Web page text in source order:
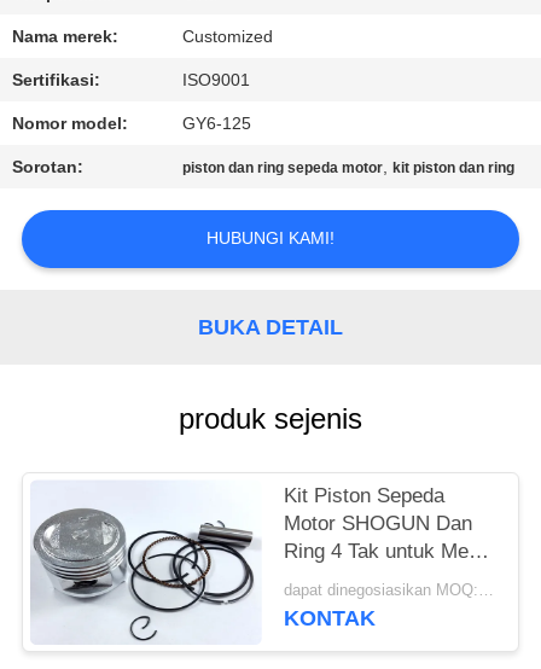
PERMINTAAN
PENAWARAN
PRIVACY
Nama merek: Customized
Sertifikasi: ISO9001
Nomor model: GY6-125
Sorotan: piston dan ring sepeda motor,kit piston dan ring
HUBUNGI KAMI!
BUKA DETAIL
produk sejenis
Kit Piston Sepeda
Motor SHOGUN Dan
Ring 4 Tak untuk Mesin
Umur Panjang
dapat dinegosiasikan MOQ:300 PCS
KONTAK